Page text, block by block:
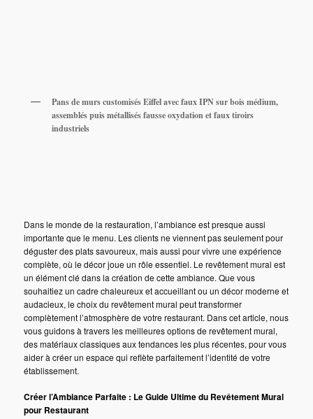
Pans de murs customisés Eiffel avec faux IPN sur bois médium,
assemblés puis métallisés fausse oxydation et faux tiroirs
industriels
Dans le monde de la restauration, l’ambiance est presque aussi
importante que le menu. Les clients ne viennent pas seulement pour
déguster des plats savoureux, mais aussi pour vivre une expérience
complète, où le décor joue un rôle essentiel. Le revêtement mural est
un élément clé dans la création de cette ambiance. Que vous
souhaitiez un cadre chaleureux et accueillant ou un décor moderne et
audacieux, le choix du revêtement mural peut transformer
complètement l’atmosphère de votre restaurant. Dans cet article, nous
vous guidons à travers les meilleures options de revêtement mural,
des matériaux classiques aux tendances les plus récentes, pour vous
aider à créer un espace qui reflète parfaitement l’identité de votre
établissement.
Créer l’Ambiance Parfaite : Le Guide Ultime du Revêtement Mural
pour Restaurant